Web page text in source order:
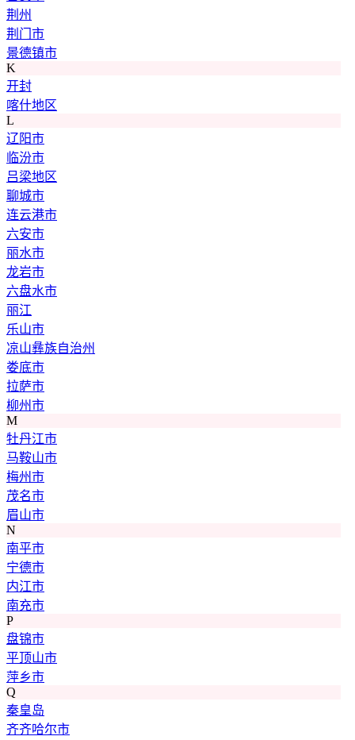
荆州
荆门市
景德镇市
K
开封
喀什地区
L
辽阳市
临汾市
吕梁地区
聊城市
连云港市
六安市
丽水市
龙岩市
六盘水市
丽江
乐山市
凉山彝族自治州
娄底市
拉萨市
柳州市
M
牡丹江市
马鞍山市
梅州市
茂名市
眉山市
N
南平市
宁德市
内江市
南充市
P
盘锦市
平顶山市
萍乡市
Q
秦皇岛
齐齐哈尔市